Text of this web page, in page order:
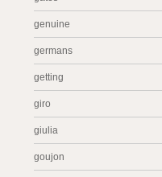
genuine
germans
getting
giro
giulia
goujon